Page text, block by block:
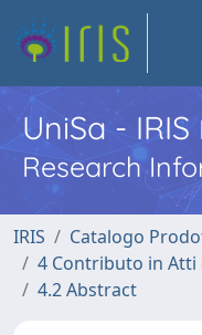
UniSa - IRIS
Research
IRIS
Catalogo
4 Contributo in Atti
4.2 Abstract